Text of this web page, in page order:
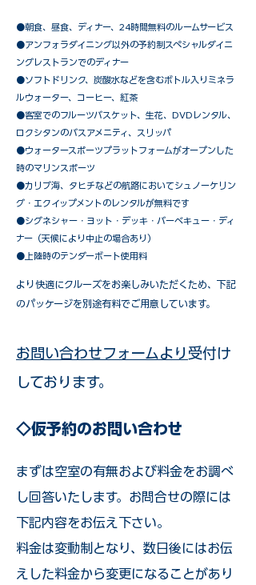
●朝食、昼食、ディナー、24時間無料のルームサービス
​●アンフォラダイニング以外の予約制スペシャルダイニ
ングレストランでのディナー
●ソフトドリンク、炭酸水などを含むボトル入りミネラ
ルウォーター、コーヒー、紅茶
●客室でのフルーツバスケット、生花、DVDレンタル、
ロクシタンのバスアメニティ、スリッパ
●ウォータースポーツプラットフォームがオープンした
時のマリンスポーツ
●カリブ海、タヒチなどの航路においてシュノーケリン
グ・エクイップメントのレンタルが無料です
​●シグネシャー・ヨット・デッキ・バーベキュー・ディ
ナー（天候により中止の場合あり）
●上陸時のテンダーボート使用料
​より快適にクルーズをお楽しみいただくため、下記
のパッケージを別途有料でご用意しています。​
お問い合わせフォームより 受付け
しております。
◇仮予約のお問い合わせ
まずは空室の有無および料金をお調べ
し回答いたします。お問合せの際には
下記内容をお伝え下さい。
料金は変動制となり、数日後にはお伝
えした料金から変更になることがあり